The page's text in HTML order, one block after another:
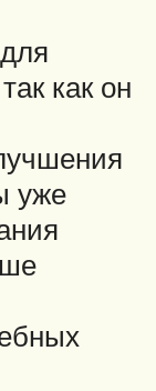
как он
уже